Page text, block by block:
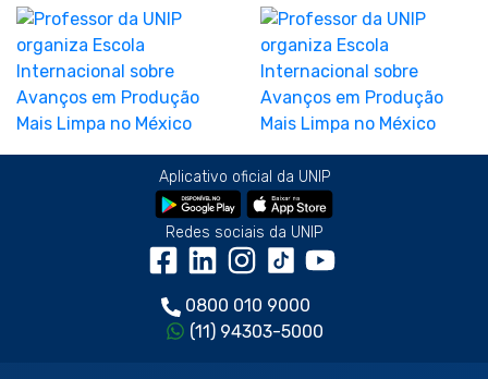
Aplicativo oficial da UNIP
Redes sociais da UNIP
0800 010 9000
(11) 94303-5000